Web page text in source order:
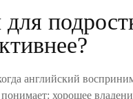
английский
хорошее